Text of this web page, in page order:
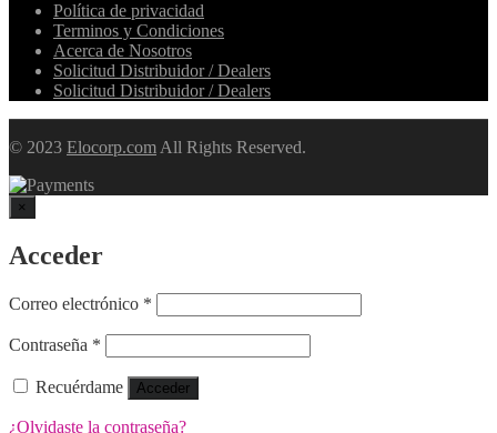
Política de privacidad
Terminos y Condiciones
Acerca de Nosotros
Solicitud Distribuidor / Dealers
Solicitud Distribuidor / Dealers
© 2023 Elocorp.com All Rights Reserved.
×
Acceder
Correo electrónico *
Contraseña *
Recuérdame Acceder
¿Olvidaste la contraseña?